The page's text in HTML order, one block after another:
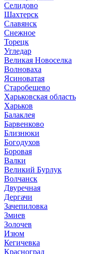
Селидово
Шахтерск
Славянск
Снежное
Торецк
Угледар
Великая Новоселка
Волноваха
Ясиноватая
Старобешево
Харьковская область
Харьков
Балаклея
Барвенково
Близнюки
Богодухов
Боровая
Валки
Великий Бурлук
Волчанск
Двуречная
Дергачи
Зачепиловка
Змиев
Золочев
Изюм
Кегичевка
Красноград